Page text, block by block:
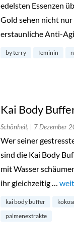
edelsten Essenzen
Gold sehen nicht
erstaunliche Anti-
by terry feminin
Kai Body
Schönheit, | 7 Dezember
Wer seiner
sind die Kai Body
mit Wasser
ihr gleichzeitig …
kai body buffer
palmenextrakte